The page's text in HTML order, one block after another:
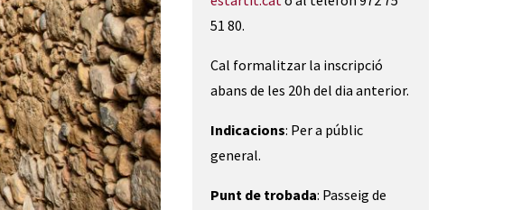
51 80.
Cal formalitzar la inscripció
abans de les 20h del dia anterior.
Indicacions: Per a públic
general.
Punt de trobada: Passeig de